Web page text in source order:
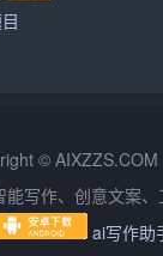
具备较强的团
着认真负责的
© AIXZZS.COM
能写作、创意文案
ai写作助